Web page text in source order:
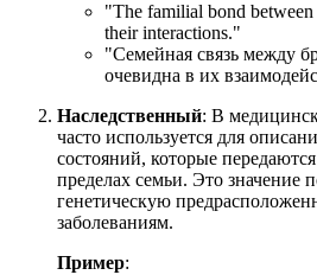
"The familial bond
their interactions."
"Семейная связь между
очевидна в их
Наследственный: В
часто используется для
состояний, которые
пределах семьи. Это значение
генетическую
заболеваниям.
Пример: